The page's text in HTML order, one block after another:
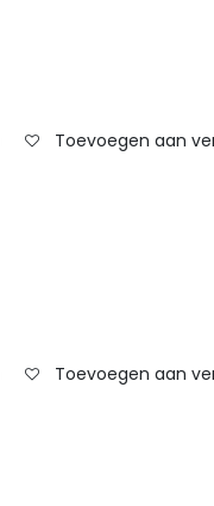
Toevoegen aan
Toevoegen aan